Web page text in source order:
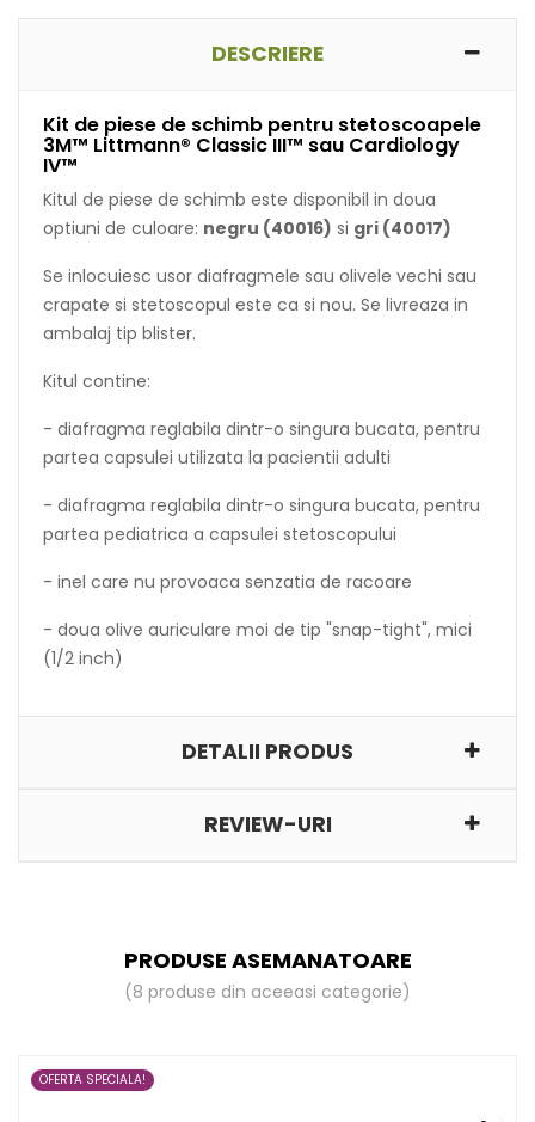
DESCRIERE
Kit de piese de schimb pentru stetoscoapele
3M™ Littmann® Classic III™ sau Cardiology
IV™
Kitul de piese de schimb este disponibil in doua
optiuni de culoare: negru (40016) si gri (40017)
Se inlocuiesc usor diafragmele sau olivele vechi sau
crapate si stetoscopul este ca si nou. Se livreaza in
ambalaj tip blister.
Kitul contine:
- diafragma reglabila dintr-o singura bucata, pentru
partea capsulei utilizata la pacientii adulti
- diafragma reglabila dintr-o singura bucata, pentru
partea pediatrica a capsulei stetoscopului
- inel care nu provoaca senzatia de racoare
- doua olive auriculare moi de tip "snap-tight", mici
(1/2 inch)
DETALII PRODUS
REVIEW-URI
PRODUSE ASEMANATOARE
(8 produse din aceeasi categorie)
OFERTA SPECIALA!